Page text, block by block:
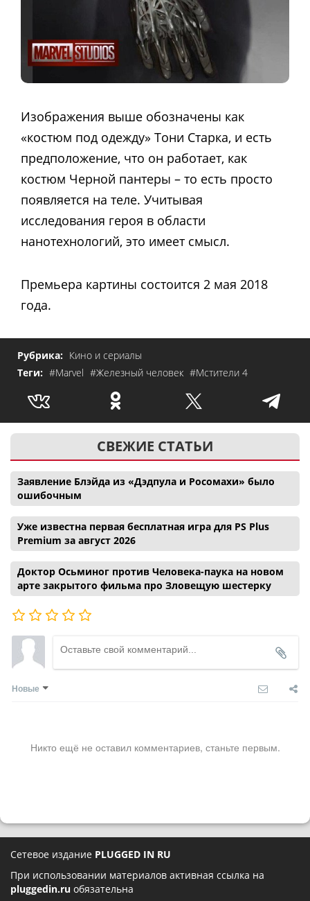
Изображения выше обозначены как
«костюм под одежду» Тони Старка, и есть
предположение, что он работает, как
костюм Черной пантеры – то есть просто
появляется на теле. Учитывая
исследования героя в области
нанотехнологий, это имеет смысл.
Премьера картины состоится 2 мая 2018
года.
Рубрика: Кино и сериалы
Теги: #Marvel #Железный человек #Мстители 4
СВЕЖИЕ СТАТЬИ
Заявление Блэйда из «Дэдпула и Росомахи» было
ошибочным
Уже известна первая бесплатная игра для PS Plus
Premium за август 2026
Доктор Осьминог против Человека-паука на новом
арте закрытого фильма про Зловещую шестерку
Новые
Никто ещё не оставил комментариев, станьте первым.
Сетевое издание PLUGGED IN RU
При использовании материалов активная ссылка на
pluggedin.ru обязательна